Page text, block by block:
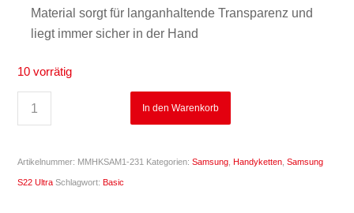
Material sorgt für langanhaltende Transparenz und
liegt immer sicher in der Hand
10 vorrätig
In den Warenkorb
Artikelnummer: MMHKSAM1-231 Kategorien:Samsung ,Handyketten ,Samsung
S22 Ultra Schlagwort:Basic